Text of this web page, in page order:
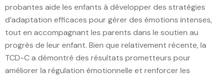
probantes aide les enfants à développer des stratégies
d’adaptation efficaces pour gérer des émotions intenses,
tout en accompagnant les parents dans le soutien au
progrès de leur enfant. Bien que relativement récente, la
TCD-C a démontré des résultats prometteurs pour
améliorer la régulation émotionnelle et renforcer les